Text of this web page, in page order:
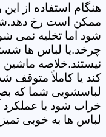
هنگام استفاده از
ممکن است رخ
شود اما تخلیه نمی
چرخد.یا لباس ها
نیستند.خلاصه
کند یا کاملاً
لباسشویی شما که
خراب شود یا
لباس ها به خوبی